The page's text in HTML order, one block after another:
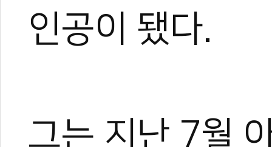
인공이 됐다.
그는 지난 7월